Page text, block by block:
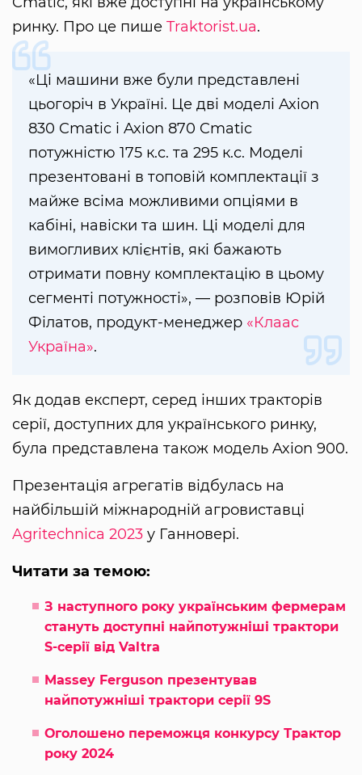
ринку. Про це пише Traktorist.ua.
«Ці машини вже були представлені
цьогоріч в Україні. Це дві моделі Axion
830 Cmatic і Axion 870 Cmatic
потужністю 175 к.с. та 295 к.с. Моделі
презентовані в топовій комплектації з
майже всіма можливими опціями в
кабіні, навіски та шин. Ці моделі для
вимогливих клієнтів, які бажають
отримати повну комплектацію в цьому
сегменті потужності», — розповів Юрій
Філатов, продукт-менеджер «Клаас
Україна».
Як додав експерт, серед інших тракторів
серії, доступних для українського ринку,
була представлена також модель Axion 900.
Презентація агрегатів відбулась на
найбільшій міжнародній агровиставці
Agritechnica 2023 у Ганновері.
Читати за темою:
З наступного року українським фермерам
стануть доступні найпотужніші трактори
S-серії від Valtra
Massey Ferguson презентував
найпотужніші трактори серії 9S
Оголошено переможця конкурсу Трактор
року 2024